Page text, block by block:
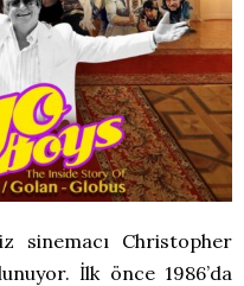
sinemacı Christopher
İlk önce 1986’da